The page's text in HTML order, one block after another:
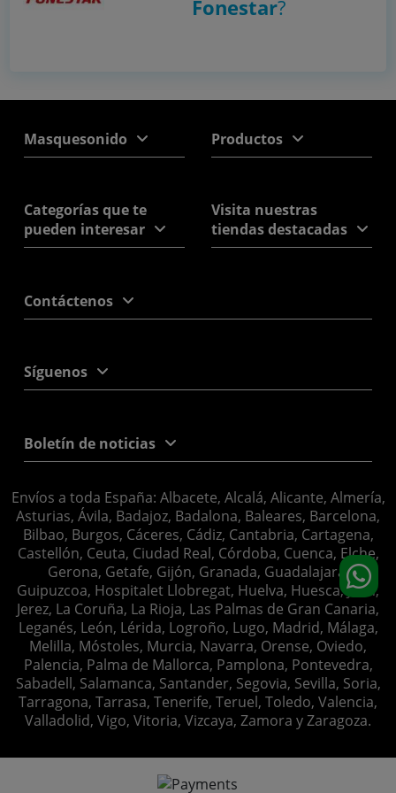
Fonestar?
Masquesonido Productos
Categorías que te
pueden interesar
Visita nuestras
tiendas destacadas
Contáctenos
Síguenos
Boletín de noticias
Envíos a toda España: Albacete, Alcalá, Alicante, Almería,
Asturias, Ávila, Badajoz, Badalona, Baleares, Barcelona,
Bilbao, Burgos, Cáceres, Cádiz, Cantabria, Cartagena,
Castellón, Ceuta, Ciudad Real, Córdoba, Cuenca, Elche,
Gerona, Getafe, Gijón, Granada, Guadalajara,
Guipuzcoa, Hospitalet Llobregat, Huelva, Huesca, Jaén,
Jerez, La Coruña, La Rioja, Las Palmas de Gran Canaria,
Leganés, León, Lérida, Logroño, Lugo, Madrid, Málaga,
Melilla, Móstoles, Murcia, Navarra, Orense, Oviedo,
Palencia, Palma de Mallorca, Pamplona, Pontevedra,
Sabadell, Salamanca, Santander, Segovia, Sevilla, Soria,
Tarragona, Tarrasa, Tenerife, Teruel, Toledo, Valencia,
Valladolid, Vigo, Vitoria, Vizcaya, Zamora y Zaragoza.